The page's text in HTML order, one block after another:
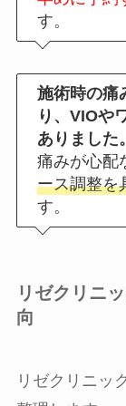
す。
施術時の痛
り、VIOや
ありました。
痛みが心配
ース調整を
す。
リゼクリニ
向
リゼクリニッ